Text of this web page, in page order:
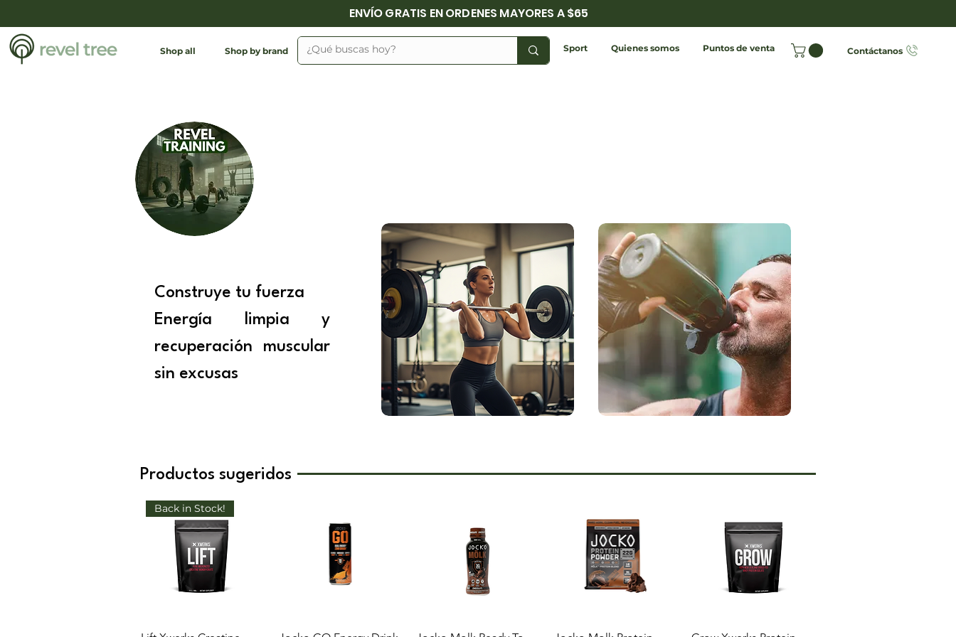
ENVÍO GRATIS EN ORDENES MAYORES A $65
Shop all Shop by brand Sport Quienes somos Puntos de venta Contáctanos
Construye tu fuerza
Energía limpia y
recuperación muscular
sin excusas
Back in Stock!
Productos sugeridos